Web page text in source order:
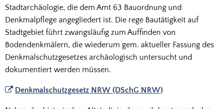
Stadtarchäologie, die dem Amt 63 Bauordnung und
Denkmalpflege angegliedert ist. Die rege Bautätigkeit auf
Stadtgebiet führt zwangsläufig zum Auffinden von
Bodendenkmälern, die wiederum gem. aktueller Fassung des
Denkmalschutzgesetzes archäologisch untersucht und
dokumentiert werden müssen.
Denkmalschutzgesetz NRW (DSchG NRW)